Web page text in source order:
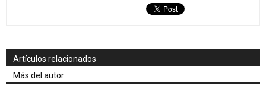
Artículos relacionados
Más del autor